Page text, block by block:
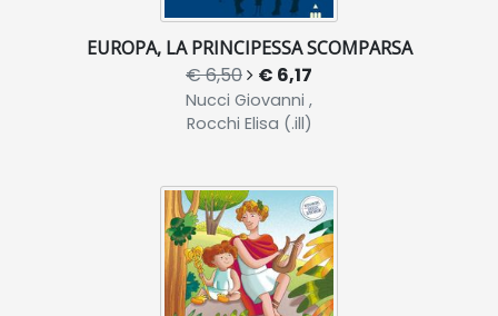
EUROPA, LA PRINCIPESSA SCOMPARSA
€ 6,50 € 6,17
Nucci Giovanni ,
Rocchi Elisa (.ill)